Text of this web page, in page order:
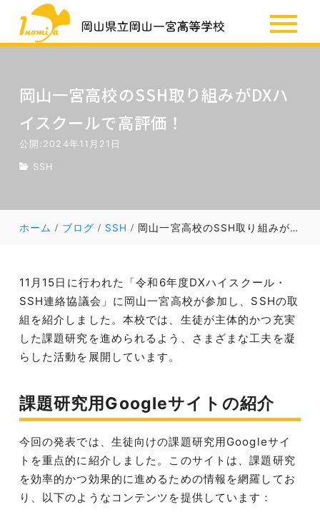
SSH
岡山一宮高校のSSH取り組みがDXハ
イスクールで高評価！
公開:2024年11月21日
SSH
ホーム ブログ SSH 岡山一宮高校のSSH取り組みがDXハイスクールで高評価！
11月15日に行われた「令和6年度DXハイスクール・
SSH連絡協議会」に岡山一宮高校が参加し、SSHの取
組を紹介しました。本校では、生徒が主体的かつ充実
した課題研究を進められるよう、さまざまな工夫を凝
らした活動を展開しています。
課題研究用Googleサイトの紹介
今回の発表では、生徒向けの課題研究用Googleサイ
トを重点的に紹介しました。このサイトは、課題研究
を効率的かつ効果的に進めるための情報を網羅してお
り、以下のようなコンテンツを提供しています：